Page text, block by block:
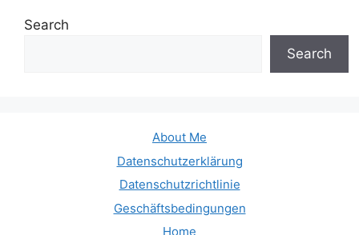
Search
Search
About Me
Datenschutzerklärung
Datenschutzrichtlinie
Geschäftsbedingungen
Home